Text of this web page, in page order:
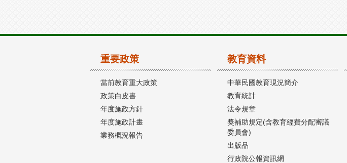
重要政策
當前教育重大政策
政策白皮書
年度施政方針
年度施政計畫
業務概況報告
教育資料
中華民國教育現況簡介
教育統計
法令規章
獎補助規定(含教育經費分配審議
委員會)
出版品
行政院公報資訊網